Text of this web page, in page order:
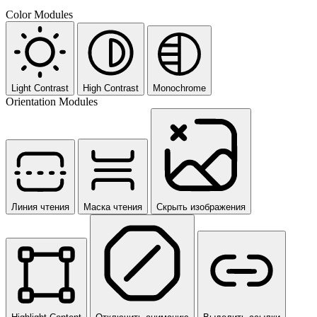
Color Modules
Light Contrast High Contrast Monochrome
Orientation Modules
Линия чтения Маска чтения Скрыть изображения